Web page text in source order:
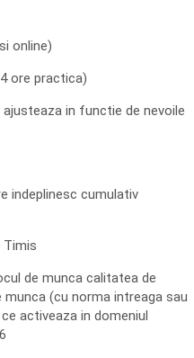
online)
ore practica)
in functie de nevoile
indeplinesc cumulativ
Timis
de munca calitatea de
(cu norma intreaga sau
activeaza in domeniul